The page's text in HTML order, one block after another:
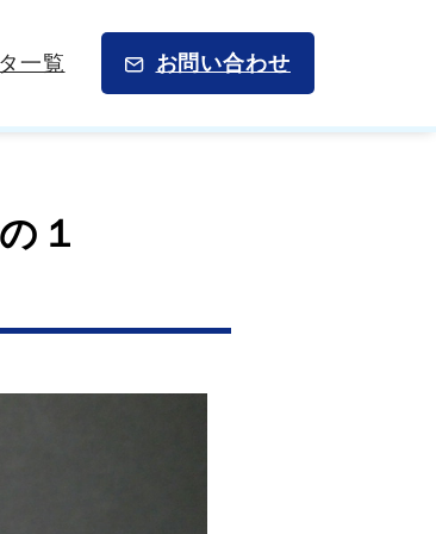
一覧 お問い合わせ
１